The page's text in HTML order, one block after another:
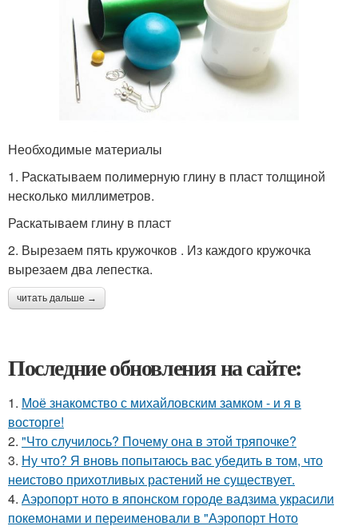
Необходимые материалы
1. Раскатываем полимерную глину в пласт толщиной
несколько миллиметров.
Раскатываем глину в пласт
2. Вырезаем пять кружочков . Из каждого кружочка
вырезаем два лепестка.
читать дальше →
Последние обновления на сайте:
1. Моё знакомство с михайловским замком - и я в
восторге!
2. "Что случилось? Почему она в этой тряпочке?
3. Ну что? Я вновь попытаюсь вас убедить в том, что
неистово прихотливых растений не существует.
4. Аэропорт ното в японском городе вадзима украсили
покемонами и переименовали в "Аэропорт Ното